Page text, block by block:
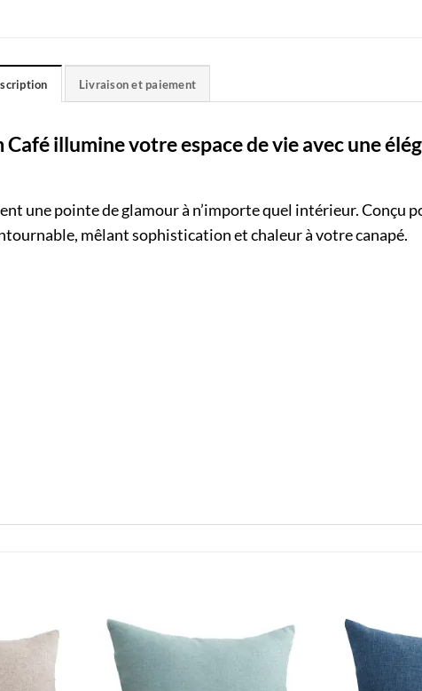
Livraison et paiement
illumine votre espace de vie avec une
une pointe de glamour à n’importe quel intérieur. Conçu
mêlant sophistication et chaleur à votre canapé.